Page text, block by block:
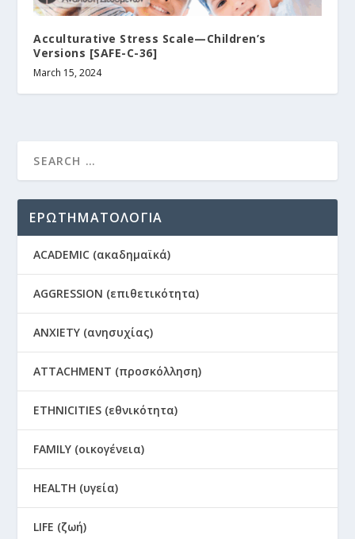
Acculturative Stress Scale—Children’s
Versions [SAFE-C-36]
March 15, 2024
ΕΡΩΤΗΜΑΤΟΛΟΓΙΑ
ACADEMIC (ακαδημαϊκά)
AGGRESSION (επιθετικότητα)
ANXIETY (ανησυχίας)
ATTACHMENT (προσκόλληση)
ETHNICITIES (εθνικότητα)
FAMILY (οικογένεια)
HEALTH (υγεία)
LIFE (ζωή)